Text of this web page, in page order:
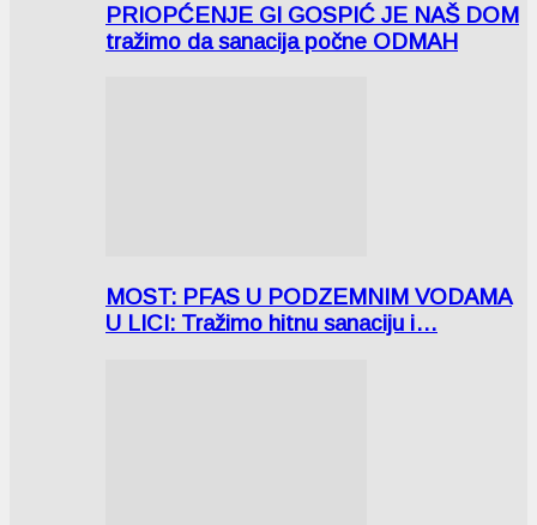
PRIOPĆENJE GI GOSPIĆ JE NAŠ DOM
tražimo da sanacija počne ODMAH
MOST: PFAS U PODZEMNIM VODAMA
U LICI: Tražimo hitnu sanaciju i…